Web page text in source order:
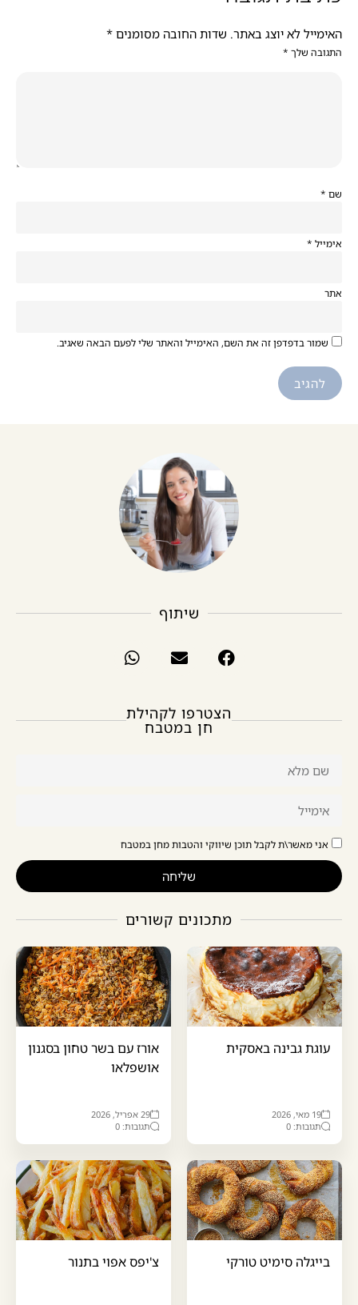
שיתוף
הצטרפו לקהילת
חן במטבח
אני מאשר\ת לקבל תוכן שיווקי והטבות מחן במטבח
שליחה
מתכונים קשורים
עוגת גבינה באסקית
19 מאי, 2026
תגובות: 0
אורז עם בשר טחון בסגנון
אושפלאו
29 אפריל, 2026
תגובות: 0
בייגלה סימיט טורקי צ'יפס אפוי בתנור
האימייל לא יוצג באתר. שדות החובה מסומנים *
התגובה שלך *
שם *
אימייל *
אתר
שמור בדפדפן זה את השם, האימייל והאתר שלי לפעם הבאה שאגיב.